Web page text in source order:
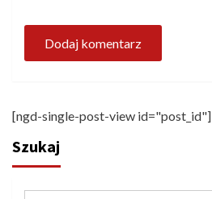
[ngd-single-post-view id="post_id"]
Szukaj